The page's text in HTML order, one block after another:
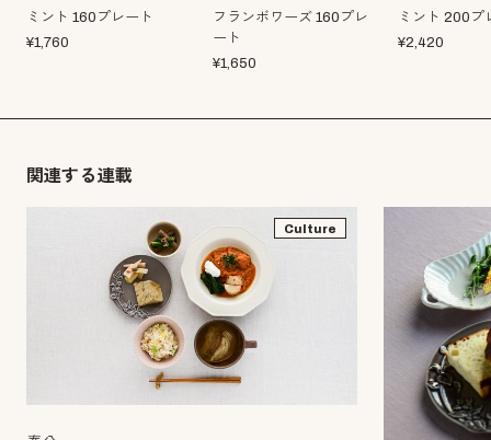
ミント 160プレート
¥1,760
フランボワーズ 160プレ
ート
¥1,650
ミント 200プ
¥2,420
関連する連載
Culture